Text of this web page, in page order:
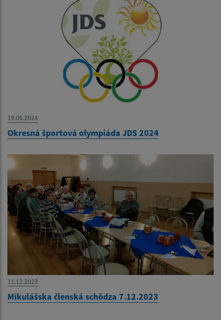
19.06.2024
Okresná športová olympiáda JDS 2024
11.12.2023
Mikulášska členská schôdza 7.12.2023